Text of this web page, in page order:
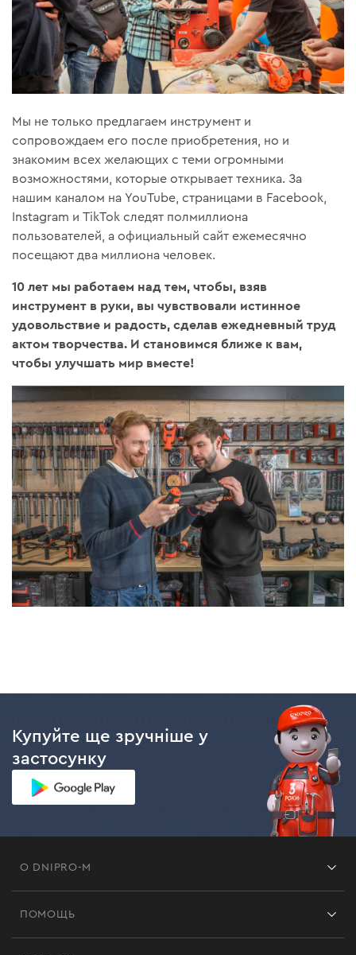
Мы не только предлагаем инструмент и
сопровождаем его после приобретения, но и
знакомим всех желающих с теми огромными
возможностями, которые открывает техника. За
нашим каналом на YouTube, страницами в Facebook,
Instagram и TikTok следят полмиллиона
пользователей, а официальный сайт ежемесячно
посещают два миллиона человек.
10 лет мы работаем над тем, чтобы, взяв
инструмент в руки, вы чувствовали истинное
удовольствие и радость, сделав ежедневный труд
актом творчества. И становимся ближе к вам,
чтобы улучшать мир вместе!
Купуйте ще зручніше у
застосунку
О DNIPRO-M
ПОМОЩЬ